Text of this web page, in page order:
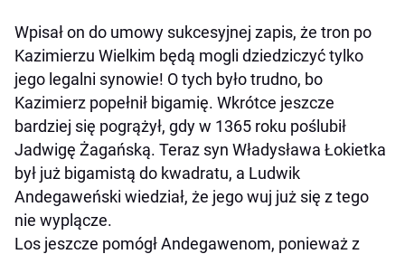
Wpisał on do umowy sukcesyjnej zapis, że tron po
Kazimierzu Wielkim będą mogli dziedziczyć tylko
jego legalni synowie! O tych było trudno, bo
Kazimierz popełnił bigamię. Wkrótce jeszcze
bardziej się pogrążył, gdy w 1365 roku poślubił
Jadwigę Żagańską. Teraz syn Władysława Łokietka
był już bigamistą do kwadratu, a Ludwik
Andegaweński wiedział, że jego wuj już się z tego
nie wyplącze.
Los jeszcze pomógł Andegawenom, ponieważ z